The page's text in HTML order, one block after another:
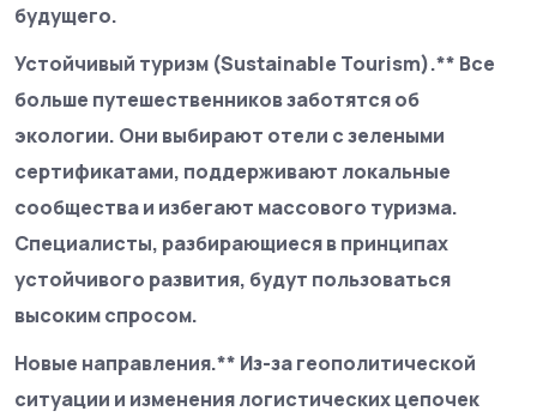
будущего.
Устойчивый туризм (Sustainable Tourism).** Все
больше путешественников заботятся об
экологии. Они выбирают отели с зелеными
сертификатами, поддерживают локальные
сообщества и избегают массового туризма.
Специалисты, разбирающиеся в принципах
устойчивого развития, будут пользоваться
высоким спросом.
Новые направления.** Из-за геополитической
ситуации и изменения логистических цепочек